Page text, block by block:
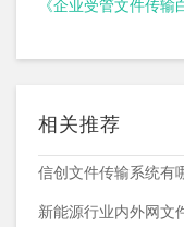
相关推荐
信创文件传输系统有